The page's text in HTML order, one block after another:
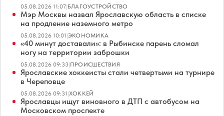
05.08.2026 11:07|БЛАГОУСТРОЙСТВО
Мэр Москвы назвал Ярославскую область в списке
на продление наземного метро
05.08.2026 10:01|ЭКОНОМИКА
«40 минут доставали»: в Рыбинске парень сломал
ногу на территории заброшки
05.08.2026 09:33|ПРОИСШЕСТВИЯ
Ярославские хоккеисты стали четвертыми на турнире
в Череповце
05.08.2026 09:31|ХОККЕЙ
Ярославцы ищут виновного в ДТП с автобусом на
Московском проспекте